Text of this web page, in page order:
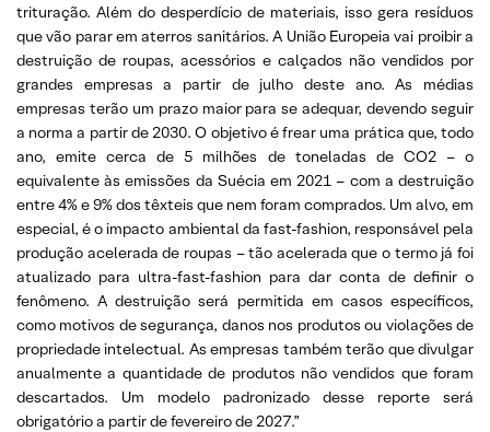
trituração. Além do desperdício de materiais, isso gera resíduos
que vão parar em aterros sanitários. A União Europeia vai proibir a
destruição de roupas, acessórios e calçados não vendidos por
grandes empresas a partir de julho deste ano. As médias
empresas terão um prazo maior para se adequar, devendo seguir
a norma a partir de 2030. O objetivo é frear uma prática que, todo
ano, emite cerca de 5 milhões de toneladas de CO2 – o
equivalente às emissões da Suécia em 2021 – com a destruição
entre 4% e 9% dos têxteis que nem foram comprados. Um alvo, em
especial, é o impacto ambiental da fast-fashion, responsável pela
produção acelerada de roupas – tão acelerada que o termo já foi
atualizado para ultra-fast-fashion para dar conta de definir o
fenômeno. A destruição será permitida em casos específicos,
como motivos de segurança, danos nos produtos ou violações de
propriedade intelectual. As empresas também terão que divulgar
anualmente a quantidade de produtos não vendidos que foram
descartados. Um modelo padronizado desse reporte será
obrigatório a partir de fevereiro de 2027.”